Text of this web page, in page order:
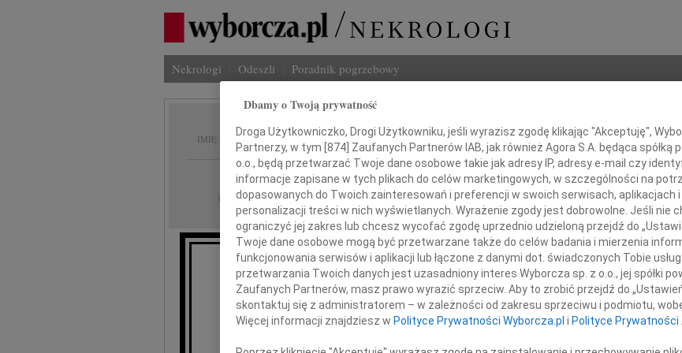
Nekrologi Odeszli Poradnik pogrzebowy
IMIĘ I NAZWISKO: Maria Pazdanowska
REGION: Warszawa
DATA EMISJI: 16.09.2009
Po wieloletniej nieuleczalnej chorobie, pełnej bólu i cierpienia,
opatrzona świętymi sakramentami,
zmarła 10 września 2009 roku, przeżywszy 77 lat
Dbamy o Twoją prywatność
Droga Użytkowniczko, Drogi Użytkowniku, jeśli wyrazisz zgodę klikając "Akceptuję",
Partnerzy, w tym [874] Zaufanych Partnerów IAB, jak również Agora S.A. będąca spółką
o.o., będą przetwarzać Twoje dane osobowe takie jak adresy IP, adresy e-mail czy
informacje zapisane w tych plikach do celów marketingowych, w szczególności na
dopasowanych do Twoich zainteresowań i preferencji w swoich serwisach, aplikacjach
personalizacji treści w nich wyświetlanych. Wyrażenie zgody jest dobrowolne. Jeśli nie
ograniczyć jej zakres lub chcesz wycofać zgodę uprzednio udzieloną przejdź do
Twoje dane osobowe mogą być przetwarzane także do celów badania i mierzenia
funkcjonowania serwisów i aplikacji lub łączone z danymi dot. świadczonych Tobie
przetwarzania Twoich danych jest uzasadniony interes Wyborcza sp. z o.o., jej spółki
Zaufanych Partnerów, masz prawo wyrazić sprzeciw. Aby to zrobić przejdź do
skontaktuj się z administratorem – w zależności od zakresu sprzeciwu i podmiotu,
Więcej informacji znajdziesz w Polityce Prywatności Wyborcza.pl i Polityce Prywatności